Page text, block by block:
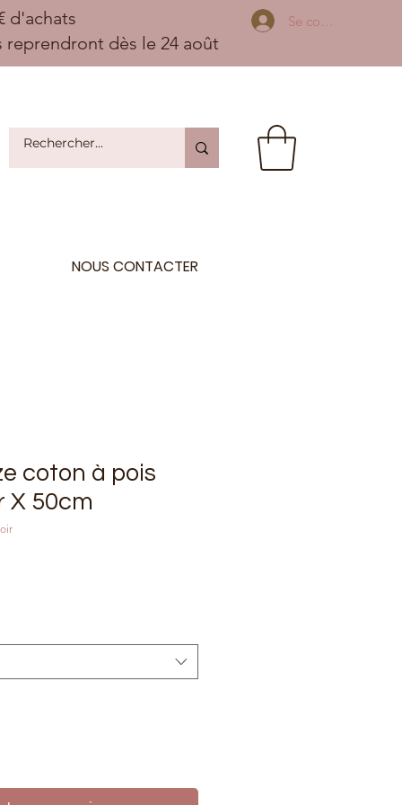
d'achats
dès le 24 août
Se connecter
NOUS CONTACTER
coton à pois
X 50cm